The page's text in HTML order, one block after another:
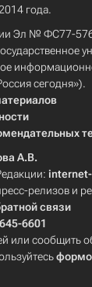
года.
Эл № ФС77-
сегодня»).
А.В.
релизов и
связи
6601
или сообщить